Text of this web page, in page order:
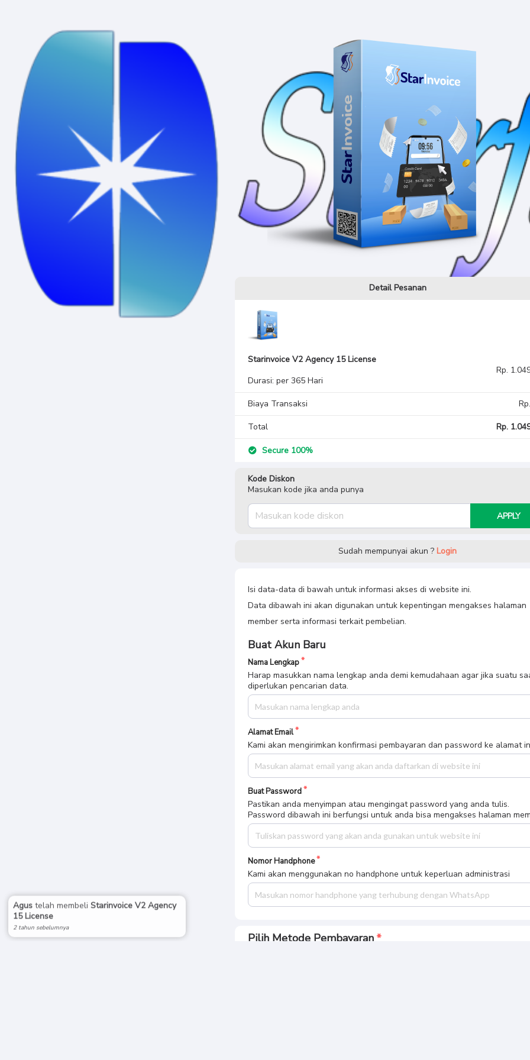
Detail Pesanan
Starinvoice V2 Agency 15 License
Durasi: per 365 Hari
Rp.
Biaya Transaksi
Total Rp.
Secure 100%
Kode Diskon
Masukan kode jika anda punya
APPLY
Sudah mempunyai akun ? Login
Isi data-data di bawah untuk informasi akses di website ini.
Data dibawah ini akan digunakan untuk kepentingan mengakses halaman
member serta informasi terkait pembelian.
Buat Akun Baru
Nama Lengkap
Harap masukkan nama lengkap anda demi kemudahaan agar jika suatu
diperlukan pencarian data.
Alamat Email
Kami akan mengirimkan konfirmasi pembayaran dan password ke alamat
Buat Password
Pastikan anda menyimpan atau mengingat password yang anda tulis.
Password dibawah ini berfungsi untuk anda bisa mengakses halaman
Nomor Handphone
Kami akan menggunakan no handphone untuk keperluan administrasi
Pilih Metode Pembayaran
Agus telah membeli Starinvoice V2 Agency
15 License
2 tahun sebelumnya